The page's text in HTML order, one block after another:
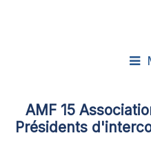
AMF 15
Présidents